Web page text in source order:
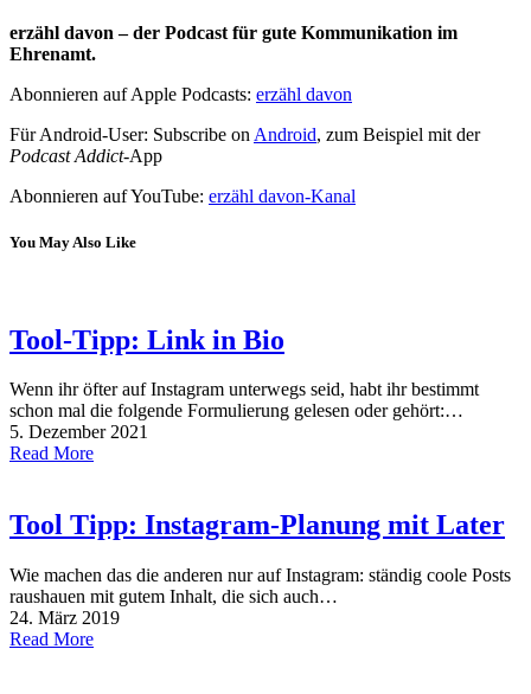
erzähl davon – der Podcast für gute Kommunikation im
Ehrenamt.
Abonnieren auf Apple Podcasts: erzähl davon
Für Android-User: Subscribe on Android, zum Beispiel mit der
Podcast Addict-App
Abonnieren auf YouTube: erzähl davon-Kanal
You May Also Like
Tool-Tipp: Link in Bio
Wenn ihr öfter auf Instagram unterwegs seid, habt ihr bestimmt
schon mal die folgende Formulierung gelesen oder gehört:…
5. Dezember 2021
Read More
Tool Tipp: Instagram-Planung mit Later
Wie machen das die anderen nur auf Instagram: ständig coole Posts
raushauen mit gutem Inhalt, die sich auch…
24. März 2019
Read More